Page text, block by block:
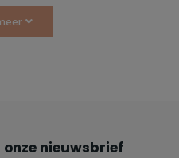
nieuwsbrief